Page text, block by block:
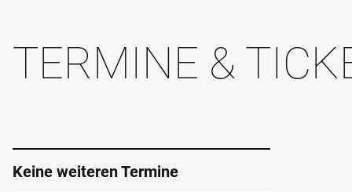
TERMINE &
Keine weiteren Termine